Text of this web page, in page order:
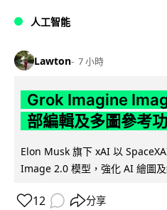
人工智能
Lawton 7 小時
Grok Imagine
部編輯及多圖參考
Elon Musk 旗下 xAI 以
Image 2.0 模型，強化 AI 繪圖
12 分享